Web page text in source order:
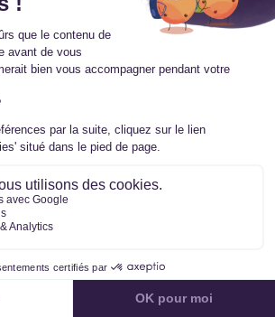
en échange standard
standard
pièce
pros
?